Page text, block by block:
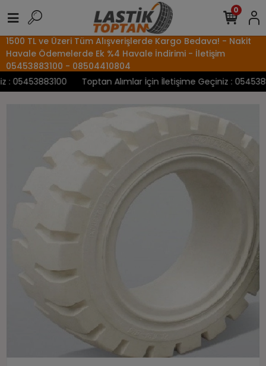
1500 TL ve Üzeri Tüm Alışverişlerde Kargo Bedava! - Nakit
Havale Ödemelerde Ek %4 Havale İndirimi - İletişim
05453883100 - 08504410804
Toptan Alımlar İçin İletişime Geçiniz :
0